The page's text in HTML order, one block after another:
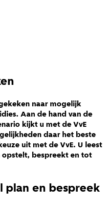
naar mogelijk
Aan de hand van de
kijkt u met de VvE
daar het beste
uit met de VvE. U leest
opstelt, bespreekt en tot
plan en bespreek